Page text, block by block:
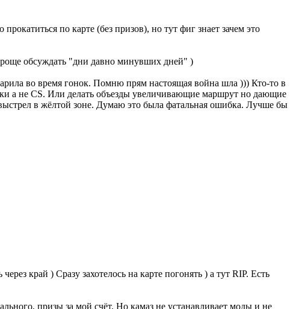
по карте (без призов), но тут фиг знает зачем это
обсуждать "дни давно минувших дней" )
во время гонок. Помню прям настоящая война шла ))) Кто-то в
а не CS. Или делать объезды увеличивающие маршрут но дающие
в жёлтой зоне. Думаю это была фатальная ошибка. Лучше бы
край ) Сразу захотелось на карте погонять ) а тут RIP. Есть
призы за мой счёт. Но камаз не устанавливает моды и не